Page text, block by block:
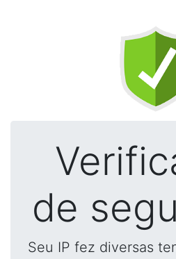
de
Seu IP fez diversas